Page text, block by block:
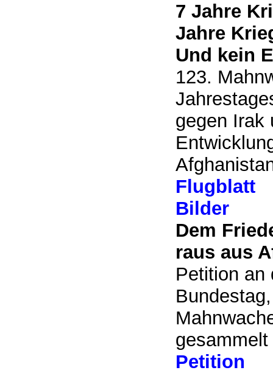
7 Jahre
Jahre
Und kein
123.
gegen Irak
Flugblatt
Bilder
Dem
raus aus
Petition an
Petition